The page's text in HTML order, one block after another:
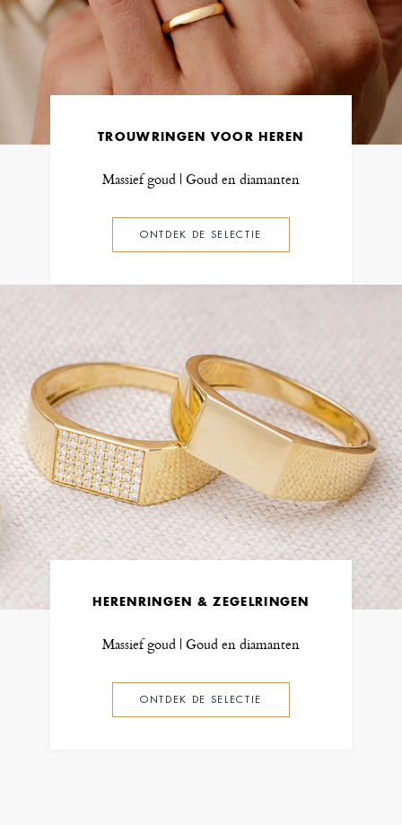
TROUWRINGEN VOOR HEREN
Massief goud | Goud en diamanten
ONTDEK DE SELECTIE
HERENRINGEN & ZEGELRINGEN
Massief goud | Goud en diamanten
ONTDEK DE SELECTIE